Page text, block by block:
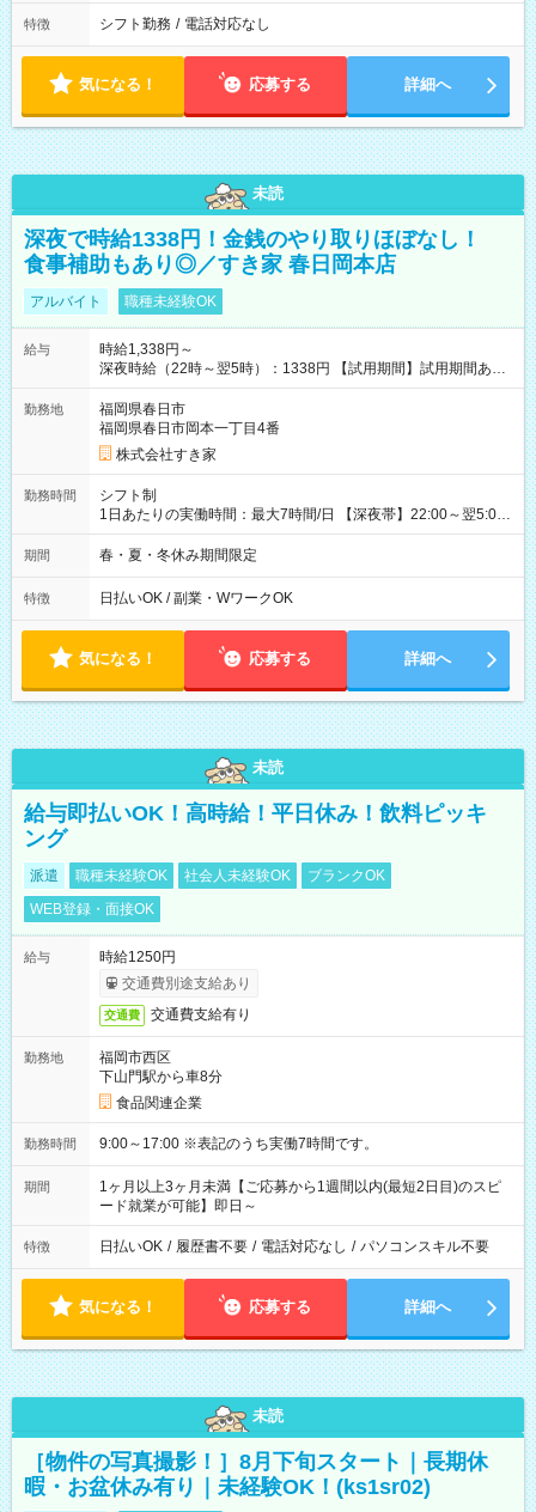
特徴 シフト勤務 / 電話対応なし
気になる！ 応募する 詳細へ
未読
深夜で時給1338円！金銭のやり取りほぼなし！
食事補助もあり◎／すき家 春日岡本店
アルバイト 職種未経験OK
給与
時給1,338円～
深夜時給（22時～翌5時）：1338円 【試用期間】試用期間あり
試用期間の長さ：1ヶ月 雇用形態、給与は本採用時と同じです。
試用期間の実態は30日（※条件変更なし）ですが、切り上げで
一ヶ月とさせていただきます。 研修制度あり：15時間(研修中も
同時給）
勤務地
福岡県春日市
福岡県春日市岡本一丁目4番
株式会社すき家
勤務時間
シフト制
1日あたりの実働時間：最大7時間/日 【深夜帯】22:00～翌5:00
週2日～・1日2h～OK◎ ※22:00から翌5:00までは18歳以上の方
のみ勤務可能です（18歳未満の深夜業務禁止のため） ★深夜で
す。 必ず、2名以上での勤務を行いますので、安心して働けま
す。
期間 春・夏・冬休み期間限定
特徴 日払いOK / 副業・WワークOK
気になる！ 応募する 詳細へ
未読
給与即払いOK！高時給！平日休み！飲料ピッキ
ング
派遣 職種未経験OK 社会人未経験OK
ブランクOK
WEB登録・面接OK
給与
時給1250円
交通費別途支給あり
交通費 交通費支給有り
勤務地
福岡市西区
下山門駅から車8分
食品関連企業
勤務時間 9:00～17:00 ※表記のうち実働7時間です。
期間
1ヶ月以上3ヶ月未満【ご応募から1週間以内(最短2日目)のスピ
ード就業が可能】即日～
特徴 日払いOK / 履歴書不要 / 電話対応なし / パソコンスキル不要
気になる！ 応募する 詳細へ
未読
［物件の写真撮影！］8月下旬スタート｜長期休
暇・お盆休み有り｜未経験OK！(ks1sr02)